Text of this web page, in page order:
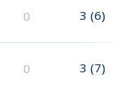
0 3 (6)
0 3 (7)